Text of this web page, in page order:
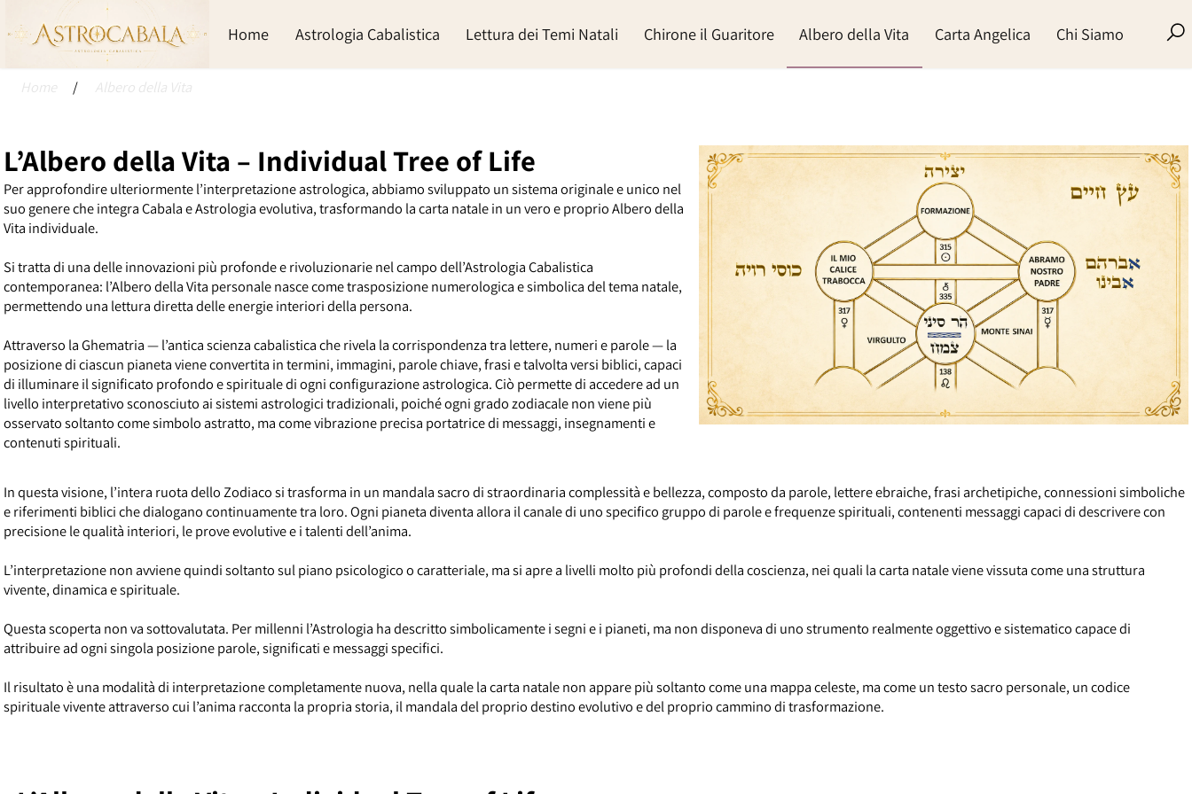
Home Astrologia Cabalistica Lettura dei Temi Natali Chirone il Guaritore Albero della Vita Carta Angelica Chi Siamo
Home / Albero della Vita
L’Albero della Vita – Individual Tree of Life
Per approfondire ulteriormente l’interpretazione astrologica, abbiamo sviluppato un sistema originale e unico nel
suo genere che integra Cabala e Astrologia evolutiva, trasformando la carta natale in un vero e proprio Albero della
Vita individuale.
Si tratta di una delle innovazioni più profonde e rivoluzionarie nel campo dell’Astrologia Cabalistica
contemporanea: l’Albero della Vita personale nasce come trasposizione numerologica e simbolica del tema natale,
permettendo una lettura diretta delle energie interiori della persona.
Attraverso la Ghematria — l’antica scienza cabalistica che rivela la corrispondenza tra lettere, numeri e parole — la
posizione di ciascun pianeta viene convertita in termini, immagini, parole chiave, frasi e talvolta versi biblici, capaci
di illuminare il significato profondo e spirituale di ogni configurazione astrologica. Ciò permette di accedere ad un
livello interpretativo sconosciuto ai sistemi astrologici tradizionali, poiché ogni grado zodiacale non viene più
osservato soltanto come simbolo astratto, ma come vibrazione precisa portatrice di messaggi, insegnamenti e
In questa visione, l’intera ruota dello Zodiaco si trasforma in un mandala sacro di straordinaria complessità e bellezza, composto da parole, lettere ebraiche, frasi archetipiche, connessioni
e riferimenti biblici che dialogano continuamente tra loro. Ogni pianeta diventa allora il canale di uno specifico gruppo di parole e frequenze spirituali, contenenti messaggi capaci di descrivere
L’interpretazione non avviene quindi soltanto sul piano psicologico o caratteriale, ma si apre a livelli molto più profondi della coscienza, nei quali la carta natale viene vissuta come una struttura
Questa scoperta non va sottovalutata. Per millenni l’Astrologia ha descritto simbolicamente i segni e i pianeti, ma non disponeva di uno strumento realmente oggettivo e sistematico capace di
Il risultato è una modalità di interpretazione completamente nuova, nella quale la carta natale non appare più soltanto come una mappa celeste, ma come un testo sacro personale, un codice